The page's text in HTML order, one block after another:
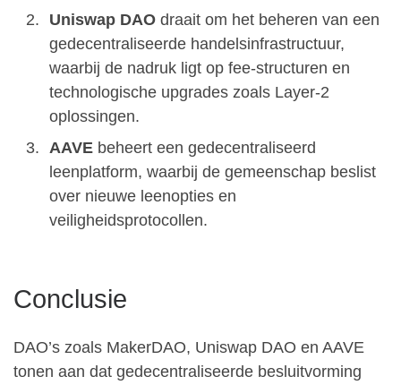
Uniswap DAO draait om het beheren van een
gedecentraliseerde handelsinfrastructuur,
waarbij de nadruk ligt op fee-structuren en
technologische upgrades zoals Layer-2
oplossingen.
AAVE beheert een gedecentraliseerd
leenplatform, waarbij de gemeenschap beslist
over nieuwe leenopties en
veiligheidsprotocollen.
Conclusie
DAO’s zoals MakerDAO, Uniswap DAO en AAVE
tonen aan dat gedecentraliseerde besluitvorming